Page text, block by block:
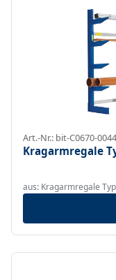
Art.-Nr.: bit-C0670-0044
Kragarmregale
aus: Kragarmregale